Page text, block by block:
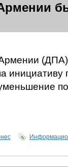
инициативу